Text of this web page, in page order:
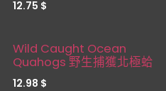
12.75 $
Restocked
Wild Caught Ocean
Quahogs 野生捕獲北極蛤
12.98 $